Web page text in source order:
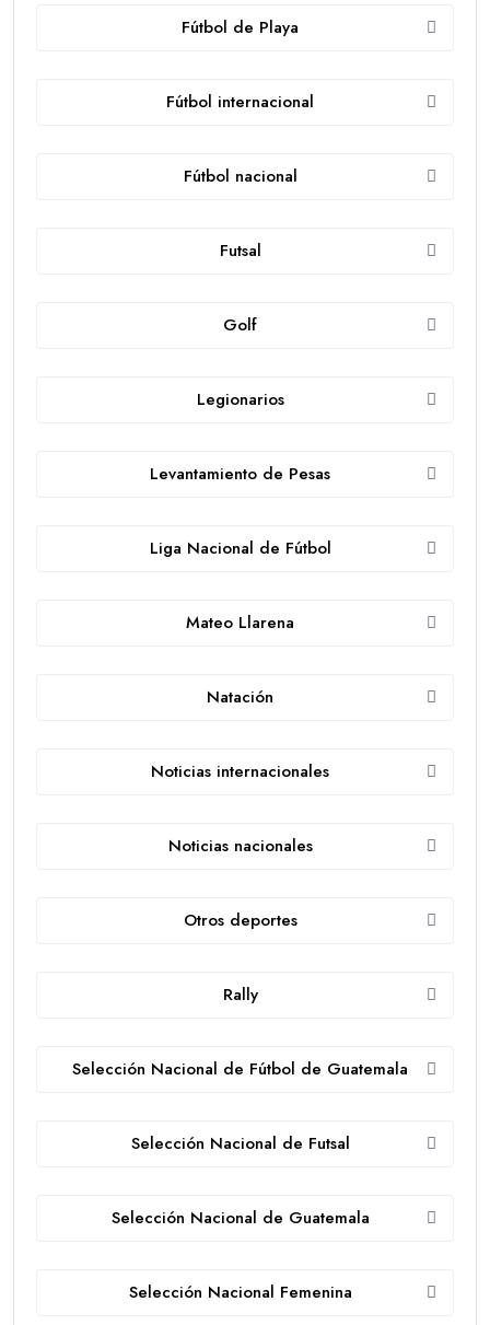
Fútbol de Playa
Fútbol internacional
Fútbol nacional
Futsal
Golf
Legionarios
Levantamiento de Pesas
Liga Nacional de Fútbol
Mateo Llarena
Natación
Noticias internacionales
Noticias nacionales
Otros deportes
Rally
Selección Nacional de Fútbol de Guatemala
Selección Nacional de Futsal
Selección Nacional de Guatemala
Selección Nacional Femenina